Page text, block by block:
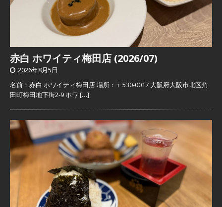
赤白 ホワイティ梅田店 (2026/07)
2026年8月5日
名前：赤白 ホワイティ梅田店 場所：〒530-0017 大阪府大阪市北区角
田町梅田地下街2-9 ホワ […]